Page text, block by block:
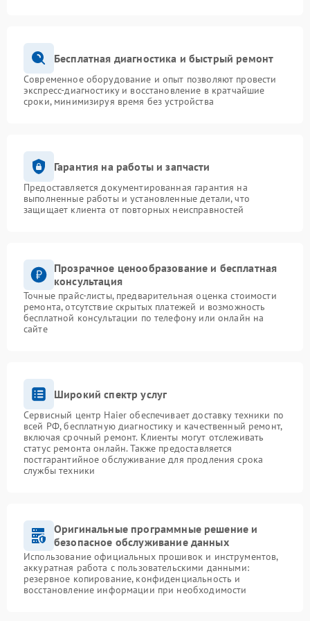
Бесплатная диагностика и быстрый ремонт
Современное оборудование и опыт позволяют провести
экспресс-диагностику и восстановление в кратчайшие
сроки, минимизируя время без устройства
Гарантия на работы и запчасти
Предоставляется документированная гарантия на
выполненные работы и установленные детали, что
защищает клиента от повторных неисправностей
Прозрачное ценообразование и бесплатная
консультация
Точные прайс-листы, предварительная оценка стоимости
ремонта, отсутствие скрытых платежей и возможность
бесплатной консультации по телефону или онлайн на
сайте
Широкий спектр услуг
Сервисный центр Haier обеспечивает доставку техники по
всей РФ, бесплатную диагностику и качественный ремонт,
включая срочный ремонт. Клиенты могут отслеживать
статус ремонта онлайн. Также предоставляется
постгарантийное обслуживание для продления срока
службы техники
Оригинальные программные решение и
безопасное обслуживание данных
Использование официальных прошивок и инструментов,
аккуратная работа с пользовательскими данными:
резервное копирование, конфиденциальность и
восстановление информации при необходимости